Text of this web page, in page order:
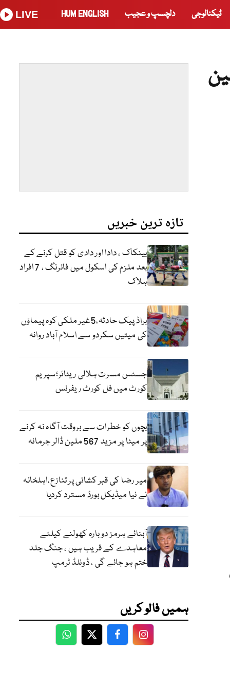
ٹیکنالوجی دلچسپ و عجیب HUM ENGLISH
LIVE
تازہ ترین خبریں
بینکاک ، دادا اور دادی کو قتل کرنے کے
بعد ملزم کی اسکول میں فائرنگ ، 7 افراد
ہلاک
براڈ پیک حادثہ،5غیر ملکی کوہ پیماؤں
کی میتیں سکردو سے اسلام آباد روانہ
جسٹس مسرت ہلالی ریٹائر؛سپریم
کورٹ میں فل کورٹ ریفرنس
بچوں کو خطرات سے بروقت آگاہ نہ کرنے
پر میٹا پر مزید 567 ملین ڈالر جرمانہ
میر رضا کی قبر کشائی پر تنازع،اہلخانہ
نے نیا میڈیکل بورڈ مسترد کردیا
آبنائے ہرمز دوبارہ کھولنے کیلئے
معاہدے کے قریب ہیں ، جنگ جلد
ختم ہو جائے گی ، ڈونلڈ ٹرمپ
ہمیں فالو کریں
WhatsApp
TwitterFacebookFacebook